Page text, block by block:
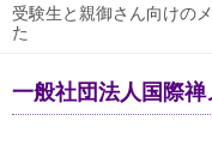
受験生と親御さん向けの
た
一般社団法人国際